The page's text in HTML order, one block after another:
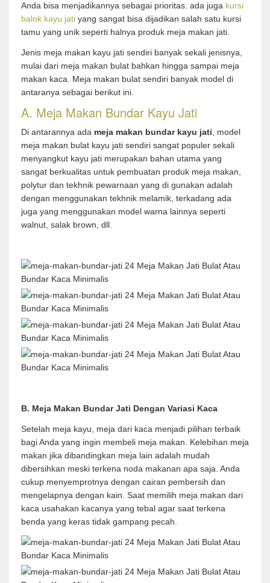
Anda bisa menjadikannya sebagai prioritas. ada juga kursi
balok kayu jati yang sangat bisa dijadikan salah satu kursi
tamu yang unik seperti halnya produk meja makan jati.
Jenis meja makan kayu jati sendiri banyak sekali jenisnya,
mulai dari meja makan bulat bahkan hingga sampai meja
makan kaca. Meja makan bulat sendiri banyak model di
antaranya sebagai berikut ini.
A. Meja Makan Bundar Kayu Jati
Di antarannya ada meja makan bundar kayu jati, model
meja makan bulat kayu jati sendiri sangat populer sekali
menyangkut kayu jati merupakan bahan utama yang
sangat berkualitas untuk pembuatan produk meja makan,
polytur dan tekhnik pewarnaan yang di gunakan adalah
dengan menggunakan tekhnik melamik, terkadang ada
juga yang menggunakan model warna lainnya seperti
walnut, salak brown, dll.
B. Meja Makan Bundar Jati Dengan Variasi Kaca
Setelah meja kayu, meja dari kaca menjadi pilihan terbaik
bagi Anda yang ingin membeli meja makan. Kelebihan meja
makan jika dibandingkan meja lain adalah mudah
dibersihkan meski terkena noda makanan apa saja. Anda
cukup menyemprotnya dengan cairan pembersih dan
mengelapnya dengan kain. Saat memilih meja makan dari
kaca usahakan kacanya yang tebal agar saat terkena
benda yang keras tidak gampang pecah.